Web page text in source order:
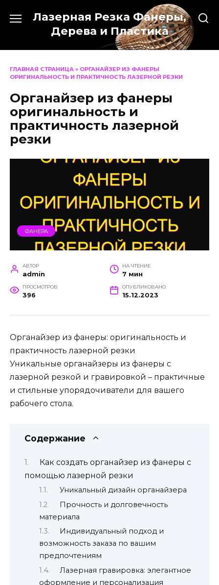
содержанию
Лазерная Резка Фанеры,
Дерева и Пластика
ГЛАВНАЯ СТРАНИЦА » ОРГАНАЙЗЕР ИЗ ФАНЕРЫ
ОРИГИНАЛЬНОСТЬ И ПРАКТИЧНОСТЬ ЛАЗЕРНОЙ РЕЗКИ
Органайзер из фанеры
оригинальность и
практичность лазерной
резки
ФАНЕРА
АВТОР
admin
НА ЧТЕНИЕ
7 мин
ПРОСМОТРОВ
396
ОПУБЛИКОВАНО
15.12.2023
Органайзер из фанеры: оригинальность и
практичность лазерной резки
Уникальные органайзеры из фанеры с
лазерной резкой и гравировкой – практичные
и стильные упорядочиватели для вашего
рабочего стола.
Содержание
Как создать органайзер из фанеры с
помощью лазерной резки
Уникальный дизайн органайзера
Прочность и долговечность
материала
Индивидуальный подход и
возможность заказа по вашим
предпочтениям
Лазерная гравировка: элегантное
оформление и персонализация